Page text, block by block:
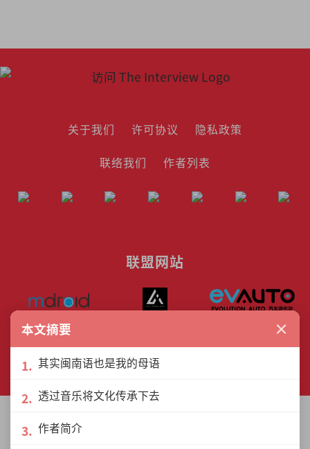
关于我们 许可协议
隐私政策
联络我们
作者列表
联盟网站
201801040185 (1302216­-D)
本文摘要 ×
其实闽南语也是我的母语
透过音乐将文化传承下去
作者简介